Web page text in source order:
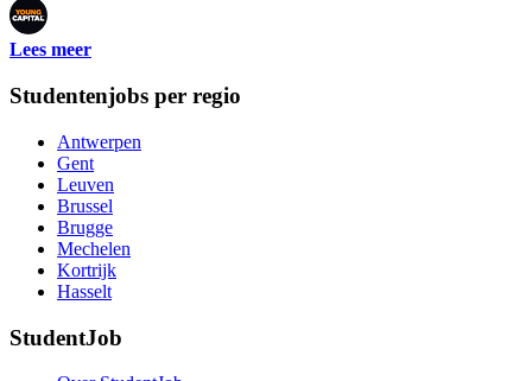
Lees meer
Studentenjobs per regio
Antwerpen
Gent
Leuven
Brussel
Brugge
Mechelen
Kortrijk
Hasselt
StudentJob